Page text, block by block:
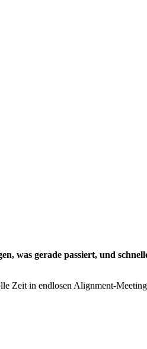
was gerade passiert, und
Zeit in endlosen Alignment-